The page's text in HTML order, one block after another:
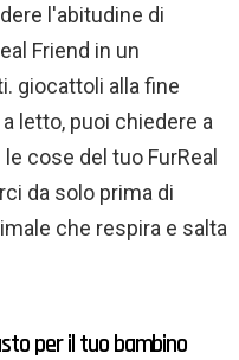
l'abitudine di
Friend in un
giocattoli alla fine
letto, puoi chiedere a
cose del tuo FurReal
da solo prima di
che respira e salta
per il tuo bambino